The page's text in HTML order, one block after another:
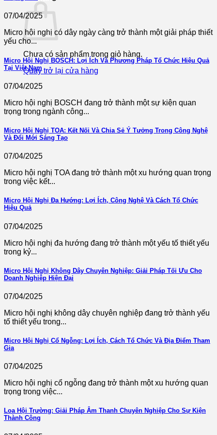
Chưa có sản phẩm trong giỏ hàng.
Quay trở lại cửa hàng
07/04/2025
Micro hội nghị có dây ngày càng trở thành một giải pháp thiết
yếu cho...
Micro Hội Nghị BOSCH: Lợi Ích Và Phương Pháp Tổ Chức Hiệu Quả
Tại Việt Nam
07/04/2025
Micro hội nghị BOSCH đang trở thành một sự kiện quan
trọng trong ngành công...
Micro Hội Nghị TOA: Kết Nối Và Chia Sẻ Ý Tưởng Trong Công Nghệ
Và Đổi Mới Sáng Tạo
07/04/2025
Micro hội nghị TOA đang trở thành một xu hướng quan trọng
trong việc kết...
Micro Hội Nghị Đa Hướng: Lợi Ích, Công Nghệ Và Cách Tổ Chức
Hiệu Quả
07/04/2025
Micro hội nghị đa hướng đang trở thành một yếu tố thiết yếu
trong kỷ...
Micro Hội Nghị Không Dây Chuyên Nghiệp: Giải Pháp Tối Ưu Cho
Doanh Nghiệp Hiện Đại
07/04/2025
Micro hội nghị không dây chuyên nghiệp đang trở thành yếu
tố thiết yếu trong...
Micro Hội Nghị Cổ Ngỗng: Lợi Ích, Cách Tổ Chức Và Địa Điểm Tham
Gia
07/04/2025
Micro hội nghị cổ ngỗng đang trở thành một xu hướng quan
trọng trong việc...
Loa Hội Trường: Giải Pháp Âm Thanh Chuyên Nghiệp Cho Sự Kiện
Thành Công